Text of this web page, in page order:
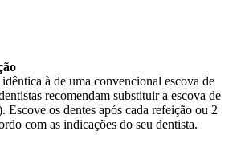
à de uma convencional escova de
recomendam substituir a escova de
Escove os dentes após cada refeição ou 2
com as indicações do seu dentista.